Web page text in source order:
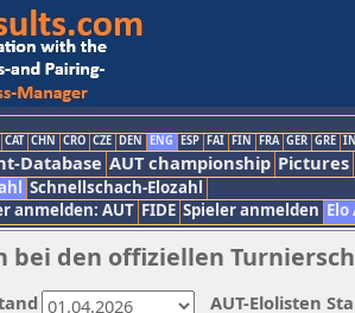
CAT CHN CRO CZE DEN ENG ESP FAI FIN FRA GER GRE
Database AUT championship Pictures
Schnellschach-Elozahl
anmelden: AUT FIDE Spieler anmelden Elo
bei den offiziellen
AUT-Elolisten